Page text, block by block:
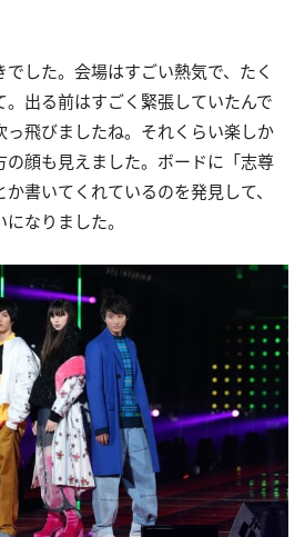
した。会場はすごい熱気で、たく
。出る前はすごく緊張していたんで
っ飛びましたね。それくらい楽しか
顔も見えました。ボードに「志尊
書いてくれているのを発見して、
なりました。